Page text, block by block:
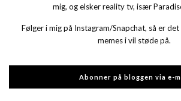
mig, og elsker reality tv, især
Følger i mig på Instagram/Snapchat, så er
memes i vil støde på.
Abonner på bloggen via e-